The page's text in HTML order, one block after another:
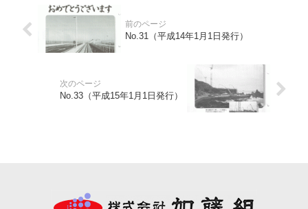
No.31（平成14年1月1日発行）
No.33（平成15年1月1日発行）